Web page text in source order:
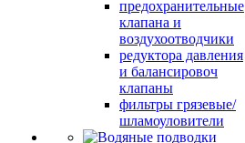
предохранительные
клапана и
воздухоотводчики
редуктора давления
и балансировоч
клапаны
фильтры грязевые/
шламоуловители